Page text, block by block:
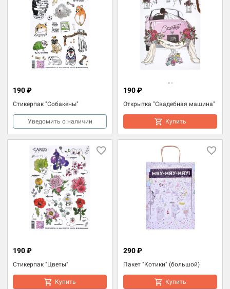
Стикерпак "Собакены"
190 ₽
Уведомить о наличии
Открытка "Свадебная машина"
190 ₽
Купить
Стикерпак "Цветы"
190 ₽
Купить
Пакет "Котики" (большой)
290 ₽
Купить